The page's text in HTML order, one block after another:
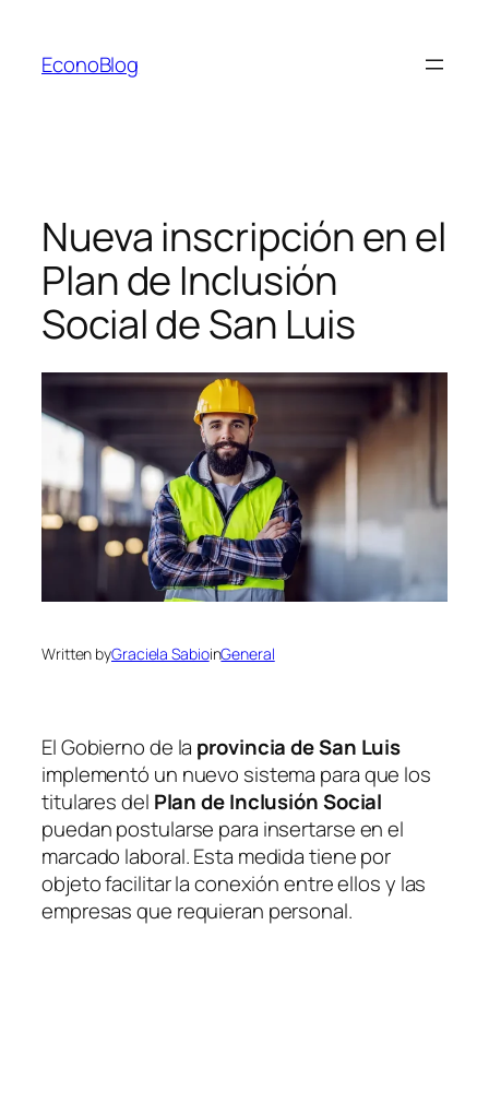
contenido
EconoBlog
Nueva inscripción en el
Plan de Inclusión
Social de San Luis
Written byGraciela SabioinGeneral
El Gobierno de la provincia de San Luis
implementó un nuevo sistema para que los
titulares del Plan de Inclusión Social
puedan postularse para insertarse en el
marcado laboral. Esta medida tiene por
objeto facilitar la conexión entre ellos y las
empresas que requieran personal.